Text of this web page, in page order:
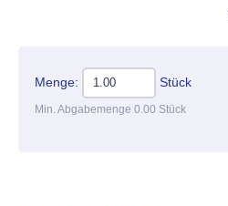
Menge: Stück
Min. Abgabemenge 0.00 Stück